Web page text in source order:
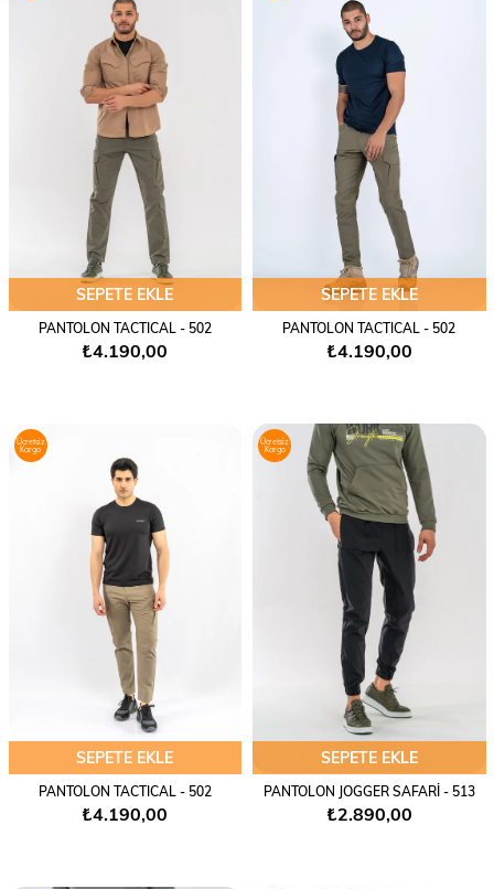
SEPETE EKLE
PANTOLON TACTICAL - 502
₺4.190,00
SEPETE EKLE
PANTOLON TACTICAL - 502
₺4.190,00
SEPETE EKLE
PANTOLON TACTICAL - 502
₺4.190,00
Ücretsiz
Kargo
SEPETE EKLE
PANTOLON JOGGER SAFARİ - 513
₺2.890,00
Ücretsiz
Kargo